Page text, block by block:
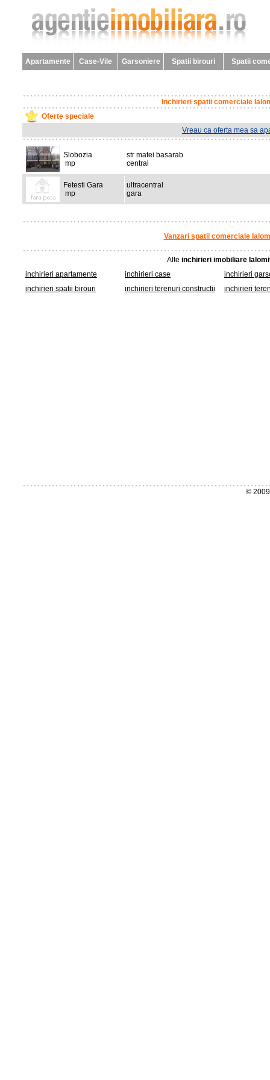
Apartamente Case-Vile Garsoniere Spatii birouri Spatii
Inchirieri spatii comerciale
Oferte speciale
Vreau ca oferta mea sa
Slobozia
mp
str matei basarab
central
Fetesti Gara
mp
ultracentral
gara
Vanzari spatii comerciale
Alte inchirieri imobiliare
inchirieri apartamente
inchirieri case
inchirieri
inchirieri spatii birouri
inchirieri terenuri constructii inchirieri
©